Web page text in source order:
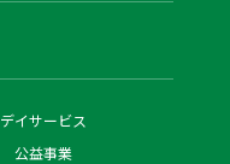
デイサービス
公益事業